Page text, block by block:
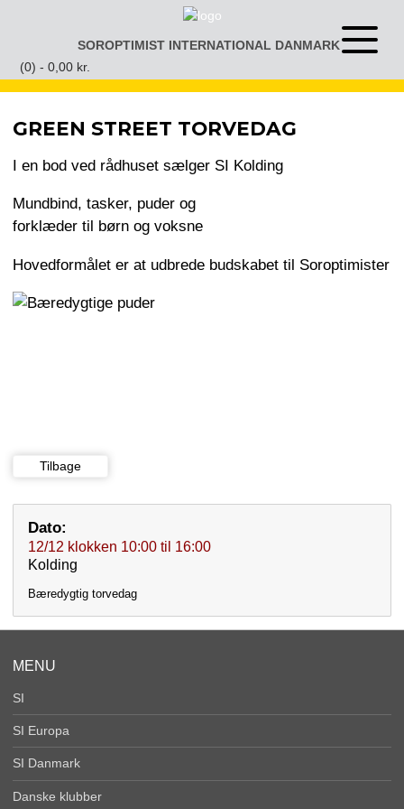
SOROPTIMIST INTERNATIONAL DANMARKÅben
menu
(0) - 0,00 kr.
GREEN STREET TORVEDAG
I en bod ved rådhuset sælger SI Kolding
Mundbind, tasker, puder og
forklæder til børn og voksne
Hovedformålet er at udbrede budskabet til Soroptimister
Tilbage
Dato:
12/12 klokken 10:00 til 16:00
Kolding
Bæredygtig torvedag
MENU
SI
SI Europa
SI Danmark
Danske klubber